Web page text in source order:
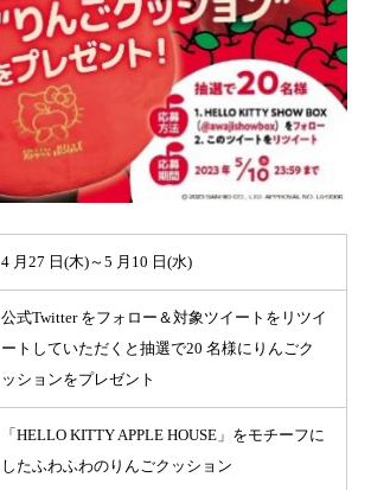
4 月27 日(木)～5 月10 日(水)
公式Twitter をフォロー＆対象ツイートをリツイ
ートしていただくと抽選で20 名様にりんごク
ッションをプレゼント
「HELLO KITTY APPLE HOUSE」をモチーフに
したふわふわのりんごクッション